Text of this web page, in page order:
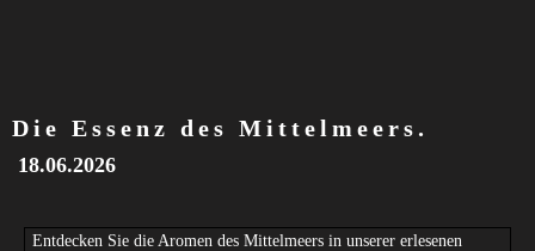
Die Essenz des Mittelmeers.
18.06.2026
Entdecken Sie die Aromen des Mittelmeers in unserer erlesenen